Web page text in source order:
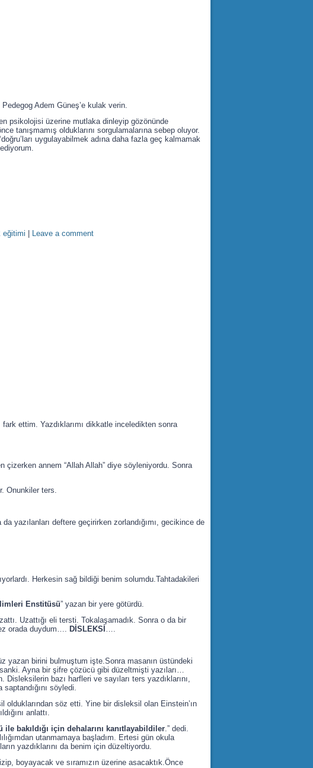
Adem Güneş’e kulak verin.
psikolojisi üzerine mutlaka dinleyip gözönünde
tanışmamış olduklarını sorgulamalarına sebep oluyor.
uygulayabilmek adına daha fazla geç kalmamak
eğitimi Leave a comment
ettim. Yazdıklarımı dikkatle inceledikten sonra
çizerken annem “Allah Allah” diye söyleniyordu. Sonra
Onunkiler ters.
yazılanları deftere geçirirken zorlandığımı, gecikince de
Herkesin sağ bildiği benim solumdu.Tahtadakileri
Enstitüsü” yazan bir yere götürdü.
Uzattığı eli tersti. Tokalaşamadık. Sonra o da bir
orada duydum…. DİSLEKSİ ….
yazan birini bulmuştum işte.Sonra masanın üstündeki
Ayna bir şifre çözücü gibi düzeltmişti yazıları…
bazı harfleri ve sayıları ters yazdıklarını,
söyledi.
olduklarından söz etti. Yine bir disleksil olan Einstein’ın
anlattı.
bakıldığı için dehalarını kanıtlayabildiler.” dedi.
utanmamaya başladım. Ertesi gün okula
yazdıklarını da benim için düzeltiyordu.
boyayacak ve sıramızın üzerine asacaktık.Önce